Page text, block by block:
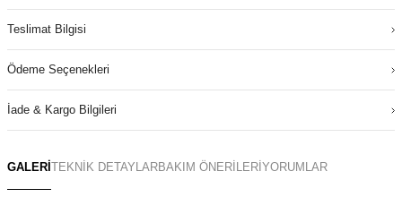
GALERİ TEKNİK DETAYLARBAKIM ÖNERİLERİ YORUMLAR
Teslimat Bilgisi
Ödeme Seçenekleri
İade & Kargo Bilgileri